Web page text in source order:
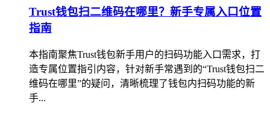
Trust钱包扫二维码在哪里？新手专属入口位置
指南
本指南聚焦Trust钱包新手用户的扫码功能入口需求，打
造专属位置指引内容，针对新手常遇到的“Trust钱包扫二
维码在哪里”的疑问，清晰梳理了钱包内扫码功能的新
手...